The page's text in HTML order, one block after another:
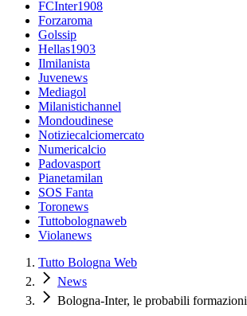
FCInter1908
Forzaroma
Golssip
Hellas1903
Ilmilanista
Juvenews
Mediagol
Milanistichannel
Mondoudinese
Notiziecalciomercato
Numericalcio
Padovasport
Pianetamilan
SOS Fanta
Toronews
Tuttobolognaweb
Violanews
Tutto Bologna Web
News
Bologna-Inter, le probabili formazioni